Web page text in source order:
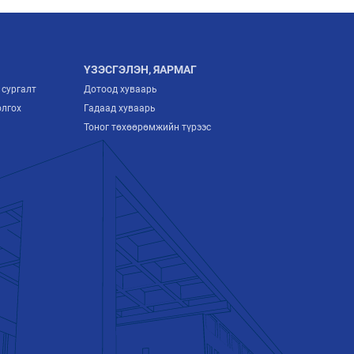
ҮЗЭСГЭЛЭН, ЯАРМАГ
Дотоод хуваарь
Гадаад хуваарь
Тоног төхөөрөмжийн түрээс